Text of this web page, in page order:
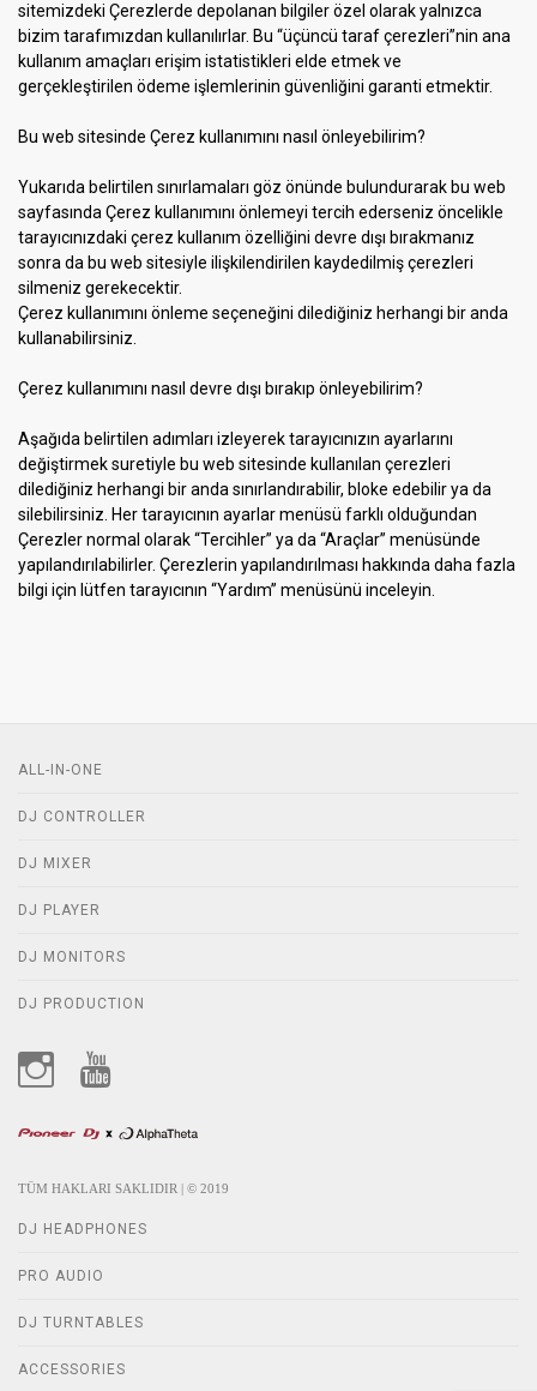
sitemizdeki Çerezlerde depolanan bilgiler özel olarak yalnızca
bizim tarafımızdan kullanılırlar. Bu “üçüncü taraf çerezleri”nin ana
kullanım amaçları erişim istatistikleri elde etmek ve
gerçekleştirilen ödeme işlemlerinin güvenliğini garanti etmektir.
Bu web sitesinde Çerez kullanımını nasıl önleyebilirim?
Yukarıda belirtilen sınırlamaları göz önünde bulundurarak bu web
sayfasında Çerez kullanımını önlemeyi tercih ederseniz öncelikle
tarayıcınızdaki çerez kullanım özelliğini devre dışı bırakmanız
sonra da bu web sitesiyle ilişkilendirilen kaydedilmiş çerezleri
silmeniz gerekecektir.
Çerez kullanımını önleme seçeneğini dilediğiniz herhangi bir anda
kullanabilirsiniz.
Çerez kullanımını nasıl devre dışı bırakıp önleyebilirim?
Aşağıda belirtilen adımları izleyerek tarayıcınızın ayarlarını
değiştirmek suretiyle bu web sitesinde kullanılan çerezleri
dilediğiniz herhangi bir anda sınırlandırabilir, bloke edebilir ya da
silebilirsiniz. Her tarayıcının ayarlar menüsü farklı olduğundan
Çerezler normal olarak “Tercihler” ya da “Araçlar” menüsünde
yapılandırılabilirler. Çerezlerin yapılandırılması hakkında daha fazla
bilgi için lütfen tarayıcının “Yardım” menüsünü inceleyin.
TÜM HAKLARI SAKLIDIR | © 2019
ALL-IN-ONE
DJ CONTROLLER
DJ MIXER
DJ PLAYER
DJ MONITORS
DJ PRODUCTION
DJ HEADPHONES
PRO AUDIO
DJ TURNTABLES
ACCESSORIES